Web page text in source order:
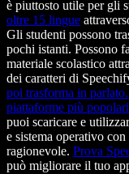
è piuttosto utile per gli
oltre 15 lingue
Gli studenti possono
pochi istanti. Possono
materiale scolastico
dei caratteri di
poi trasforma in
piattaforme più
puoi scaricare e
e sistema operativo
ragionevole. Prova
può migliorare il tuo